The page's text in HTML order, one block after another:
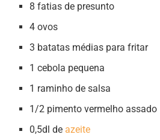
8 fatias de presunto
4 ovos
3 batatas médias para fritar
1 cebola pequena
1 raminho de salsa
1/2 pimento vermelho assado
0,5dl de azeite